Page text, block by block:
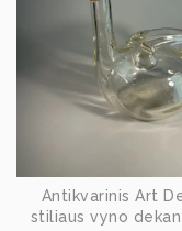
Antikvarinis Art
stiliaus vyno